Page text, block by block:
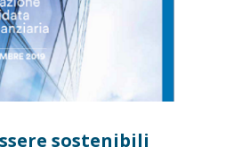
sostenibili